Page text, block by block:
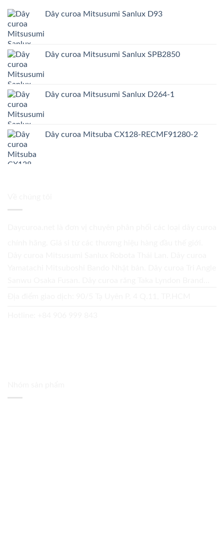
Dây curoa Mitsusumi Sanlux D93
Dây curoa Mitsusumi Sanlux SPB2850
Dây curoa Mitsusumi Sanlux D264-1
Dây curoa Mitsuba CX128-RECMF91280-2